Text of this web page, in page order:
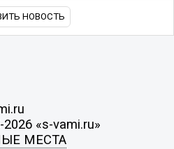
НОВОСТЬ
«s-vami.ru»
МЕСТА